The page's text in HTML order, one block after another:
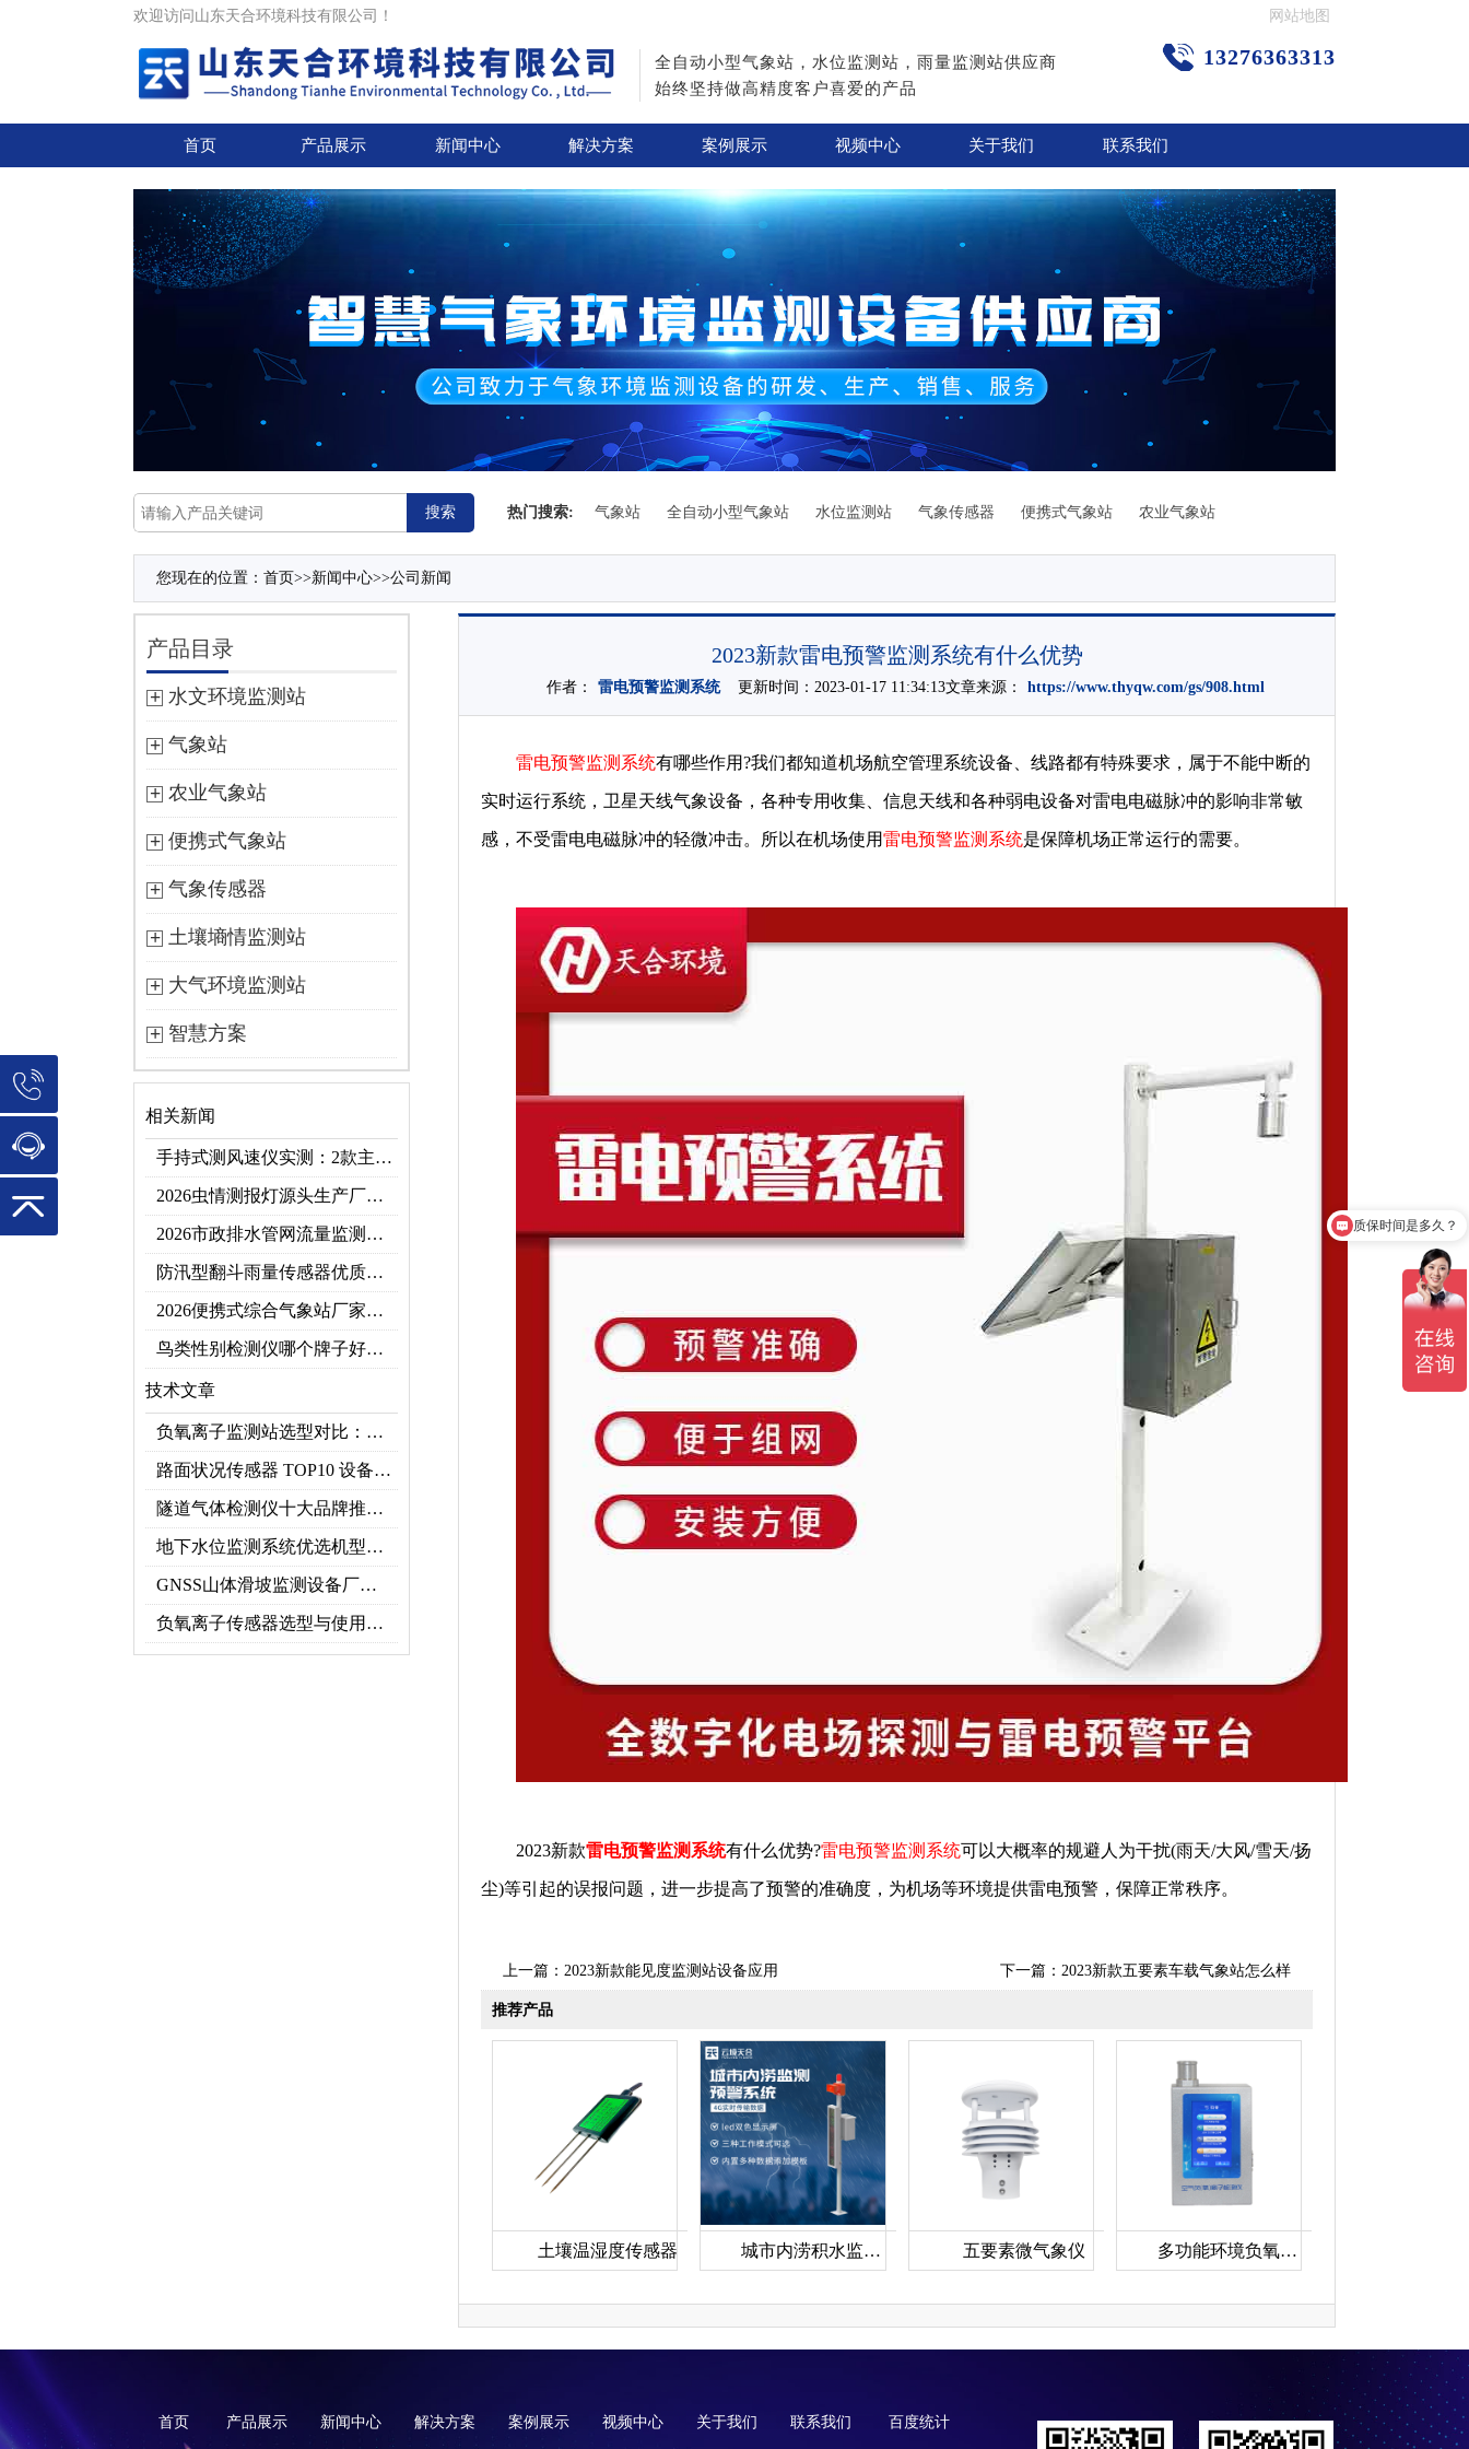
欢迎访问山东天合环境科技有限公司！ 网站地图
全自动小型气象站，水位监测站，雨量监测站供应商
始终坚持做高精度客户喜爱的产品
13276363313
首页 产品展示 新闻中心 解决方案 案例展示 视频中心 关于我们 联系我们
热门搜索: 气象站 全自动小型气象站 水位监测站 气象传感器 便携式气象站 农业气象站
您现在的位置： 首页>>新闻中心>>公司新闻
产品目录
水文环境监测站
气象站
农业气象站
便携式气象站
气象传感器
土壤墒情监测站
大气环境监测站
智慧方案
相关新闻
手持式测风速仪实测：2款主流型号参数对比+3类应用场景
2026虫情测报灯源头生产厂家优选推荐：云境天合
2026市政排水管网流量监测系统top10推荐榜：高精度+多维度监测管网环境
防汛型翻斗雨量传感器优质厂家 TOP5 榜首
2026便携式综合气象站厂家排行！应急临时建站首选双品牌
鸟类性别检测仪哪个牌子好？2026禽类性别快速鉴别设备品牌推荐
技术文章
负氧离子监测站选型对比：云境天合 TH-FZ5 与天蔚 TW-FZ4 推荐
路面状况传感器 TOP10 设备推荐榜单
隧道气体检测仪十大品牌推荐榜单（2026行业TOP10）
地下水位监测系统优选机型：TH-DSW2深井地下水智能在线监测解决方案
GNSS山体滑坡监测设备厂家实力排行｜2026地质灾害监测优选
负氧离子传感器选型与使用，看这一篇就够了！
2023新款雷电预警监测系统有什么优势
作者： 雷电预警监测系统更新时间：2023-01-17 11:34:13文章来源： https://www.thyqw.com/gs/908.html
雷电预警监测系统有哪些作用?我们都知道机场航空管理系统设备、线路都有特殊要求，属于不能中断的
实时运行系统，卫星天线气象设备，各种专用收集、信息天线和各种弱电设备对雷电电磁脉冲的影响非常敏
感，不受雷电电磁脉冲的轻微冲击。所以在机场使用雷电预警监测系统是保障机场正常运行的需要。
2023新款雷电预警监测系统有什么优势?雷电预警监测系统可以大概率的规避人为干扰(雨天/大风/雪天/扬
尘)等引起的误报问题，进一步提高了预警的准确度，为机场等环境提供雷电预警，保障正常秩序。
上一篇： 2023新款能见度监测站设备应用 下一篇： 2023新款五要素车载气象站怎么样
推荐产品
土壤温湿度传感器 城市内涝积水监测站 五要素微气象仪 多功能环境负氧离子检测仪
首页 产品展示 新闻中心 解决方案 案例展示 视频中心 关于我们 联系我们 百度统计
质保时间是多久？